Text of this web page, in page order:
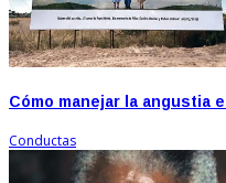
Cómo manejar la angustia
Conductas